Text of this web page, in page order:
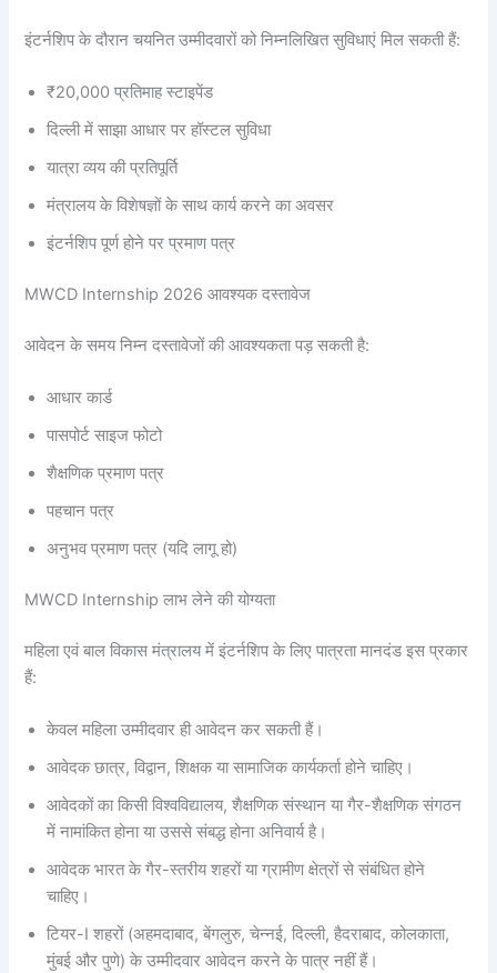
इंटर्नशिप के दौरान चयनित उम्मीदवारों को निम्नलिखित सुविधाएं मिल सकती हैं:
₹20,000 प्रतिमाह स्टाइपेंड
दिल्ली में साझा आधार पर हॉस्टल सुविधा
यात्रा व्यय की प्रतिपूर्ति
मंत्रालय के विशेषज्ञों के साथ कार्य करने का अवसर
इंटर्नशिप पूर्ण होने पर प्रमाण पत्र
MWCD Internship 2026 आवश्यक दस्तावेज
आवेदन के समय निम्न दस्तावेजों की आवश्यकता पड़ सकती है:
आधार कार्ड
पासपोर्ट साइज फोटो
शैक्षणिक प्रमाण पत्र
पहचान पत्र
अनुभव प्रमाण पत्र (यदि लागू हो)
MWCD Internship लाभ लेने की योग्यता
महिला एवं बाल विकास मंत्रालय में इंटर्नशिप के लिए पात्रता मानदंड इस प्रकार
हैं:
केवल महिला उम्मीदवार ही आवेदन कर सकती हैं।
आवेदक छात्र, विद्वान, शिक्षक या सामाजिक कार्यकर्ता होने चाहिए।
आवेदकों का किसी विश्वविद्यालय, शैक्षणिक संस्थान या गैर-शैक्षणिक संगठन
में नामांकित होना या उससे संबद्ध होना अनिवार्य है।
आवेदक भारत के गैर-स्तरीय शहरों या ग्रामीण क्षेत्रों से संबंधित होने
चाहिए।
टियर-I शहरों (अहमदाबाद, बेंगलुरु, चेन्नई, दिल्ली, हैदराबाद, कोलकाता,
मुंबई और पुणे) के उम्मीदवार आवेदन करने के पात्र नहीं हैं।